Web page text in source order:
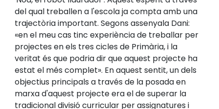
del qual treballen a l'escola ja compta amb una
trajectòria important. Segons assenyala Dani:
«en el meu cas tinc experiència de treballar per
projectes en els tres cicles de Primària, i la
veritat és que podria dir que aquest projecte ha
estat el més complet». En aquest sentit, un dels
objectius principals a través de la posada en
marxa d'aquest projecte era el de superar la
tradicional divisió curricular per assignatures i